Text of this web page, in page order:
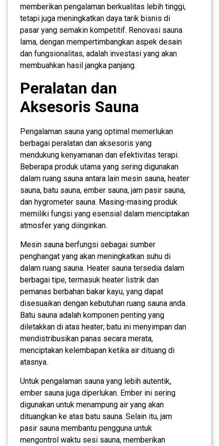
memberikan pengalaman berkualitas lebih tinggi,
tetapi juga meningkatkan daya tarik bisnis di
pasar yang semakin kompetitif. Renovasi sauna
lama, dengan mempertimbangkan aspek desain
dan fungsionalitas, adalah investasi yang akan
membuahkan hasil jangka panjang.
Peralatan dan
Aksesoris Sauna
Pengalaman sauna yang optimal memerlukan
berbagai peralatan dan aksesoris yang
mendukung kenyamanan dan efektivitas terapi.
Beberapa produk utama yang sering digunakan
dalam ruang sauna antara lain mesin sauna, heater
sauna, batu sauna, ember sauna, jam pasir sauna,
dan hygrometer sauna. Masing-masing produk
memiliki fungsi yang esensial dalam menciptakan
atmosfer yang diinginkan.
Mesin sauna berfungsi sebagai sumber
penghangat yang akan meningkatkan suhu di
dalam ruang sauna. Heater sauna tersedia dalam
berbagai tipe, termasuk heater listrik dan
pemanas berbahan bakar kayu, yang dapat
disesuaikan dengan kebutuhan ruang sauna anda.
Batu sauna adalah komponen penting yang
diletakkan di atas heater; batu ini menyimpan dan
mendistribusikan panas secara merata,
menciptakan kelembapan ketika air dituang di
atasnya.
Untuk pengalaman sauna yang lebih autentik,
ember sauna juga diperlukan. Ember ini sering
digunakan untuk menampung air yang akan
dituangkan ke atas batu sauna. Selain itu, jam
pasir sauna membantu pengguna untuk
mengontrol waktu sesi sauna, memberikan